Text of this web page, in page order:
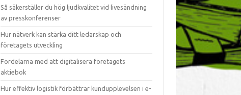
Så säkerställer du hög ljudkvalitet vid livesändning
av presskonferenser
Hur nätverk kan stärka ditt ledarskap och
företagets utveckling
Fördelarna med att digitalisera företagets
aktiebok
Hur effektiv logistik förbättrar kundupplevelsen i e-